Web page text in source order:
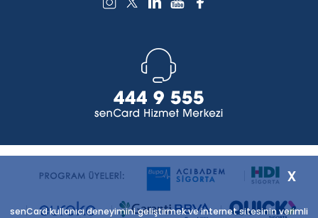
senCard kullanıcı deneyimini geliştirmek ve internet sitesinin verimli
x